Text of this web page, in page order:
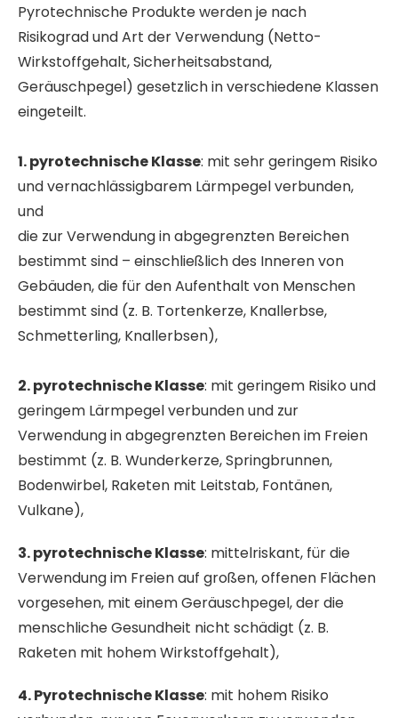
Pyrotechnische Produkte werden je nach
Risikograd und Art der Verwendung (Netto-
Wirkstoffgehalt, Sicherheitsabstand,
Geräuschpegel) gesetzlich in verschiedene Klassen
eingeteilt.
1. pyrotechnische Klasse: mit sehr geringem Risiko
und vernachlässigbarem Lärmpegel verbunden,
und
die zur Verwendung in abgegrenzten Bereichen
bestimmt sind – einschließlich des Inneren von
Gebäuden, die für den Aufenthalt von Menschen
bestimmt sind (z. B. Tortenkerze, Knallerbse,
Schmetterling, Knallerbsen),
2. pyrotechnische Klasse: mit geringem Risiko und
geringem Lärmpegel verbunden und zur
Verwendung in abgegrenzten Bereichen im Freien
bestimmt (z. B. Wunderkerze, Springbrunnen,
Bodenwirbel, Raketen mit Leitstab, Fontänen,
Vulkane),
3. pyrotechnische Klasse: mittelriskant, für die
Verwendung im Freien auf großen, offenen Flächen
vorgesehen, mit einem Geräuschpegel, der die
menschliche Gesundheit nicht schädigt (z. B.
Raketen mit hohem Wirkstoffgehalt),
4. Pyrotechnische Klasse: mit hohem Risiko